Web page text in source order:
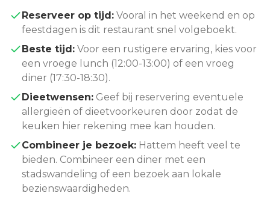
Reserveer op tijd: Vooral in het weekend en op
feestdagen is dit restaurant snel volgeboekt.
Beste tijd: Voor een rustigere ervaring, kies voor
een vroege lunch (12:00-13:00) of een vroeg
diner (17:30-18:30).
Dieetwensen: Geef bij reservering eventuele
allergieën of dieetvoorkeuren door zodat de
keuken hier rekening mee kan houden.
Combineer je bezoek: Hattem heeft veel te
bieden. Combineer een diner met een
stadswandeling of een bezoek aan lokale
bezienswaardigheden.